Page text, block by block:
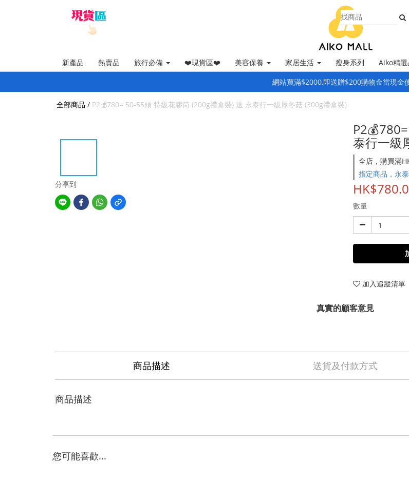
網站買滿$2000,即送贈$200購物金當現金
新產品 熱賣品 旅行必備 ❤️現貨區❤️ 美容保養 家居生活 瘦身系列 Aiko精
全部商品 / P2💰780= 50-55頭 特級花膠筒 (200g禮盒裝) 送 永泰行一級厚冬菇 (300g禮盒裝)
分享到
泰行一級
全店，購買滿
指定商品，永
數量
加入追蹤清單
真實的顧客意見
商品描述 送貨及付款方式
商品描述
您可能喜歡...